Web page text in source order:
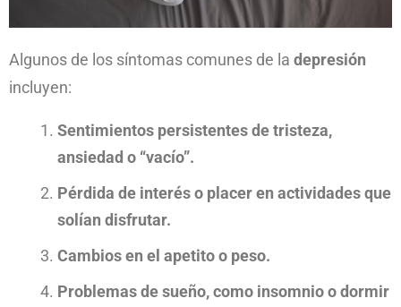
Algunos de los síntomas comunes de la depresión
incluyen:
Sentimientos persistentes de tristeza,
ansiedad o “vacío”.
Pérdida de interés o placer en actividades que
solían disfrutar.
Cambios en el apetito o peso.
Problemas de sueño, como insomnio o dormir